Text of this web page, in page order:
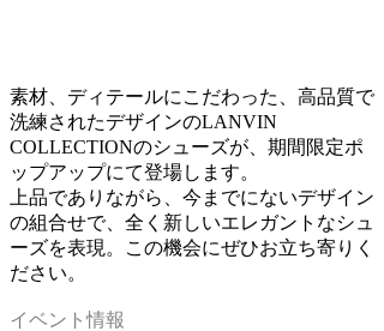
素材、ディテールにこだわった、高品質で
洗練されたデザインのLANVIN
COLLECTIONのシューズが、期間限定ポ
ップアップにて登場します。
上品でありながら、今までにないデザイン
の組合せで、全く新しいエレガントなシュ
ーズを表現。この機会にぜひお立ち寄りく
ださい。
イベント情報